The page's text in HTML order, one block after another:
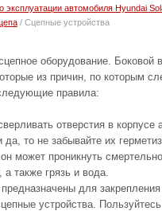
эксплуатации автомобиля Hyundai
/ Сцепные устройства
оборудование. Боковой
из причин, по которым
правила:
отверстия в корпусе
то не забывайте их
может проникнуть
а также грязь и вода.
для
устройства.